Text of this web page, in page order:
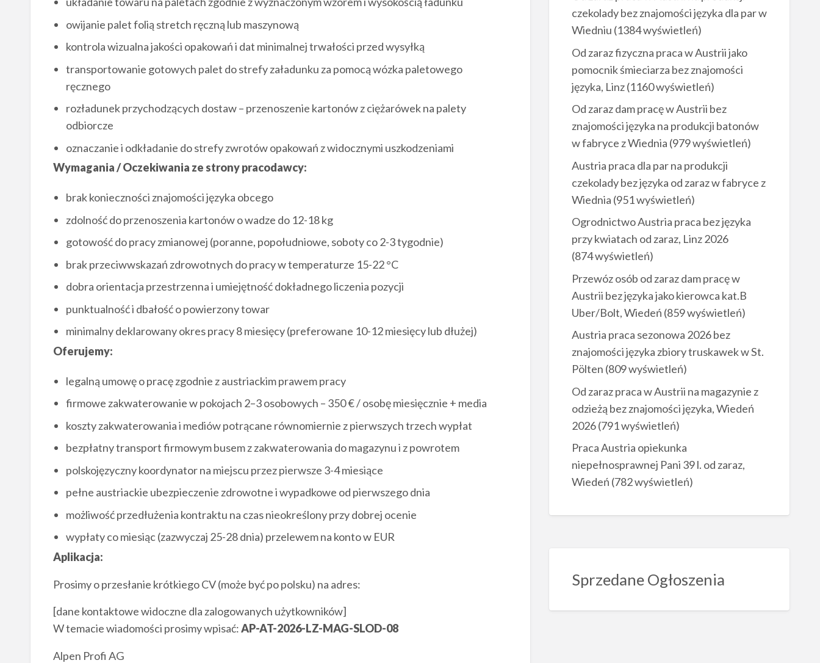
owijanie palet folią stretch ręczną lub maszynową
kontrola wizualna jakości opakowań i dat minimalnej trwałości przed wysyłką
transportowanie gotowych palet do strefy załadunku za pomocą wózka paletowego
ręcznego
rozładunek przychodzących dostaw – przenoszenie kartonów z ciężarówek na palety
odbiorcze
oznaczanie i odkładanie do strefy zwrotów opakowań z widocznymi uszkodzeniami
Wymagania / Oczekiwania ze strony pracodawcy:
brak konieczności znajomości języka obcego
zdolność do przenoszenia kartonów o wadze do 12-18 kg
gotowość do pracy zmianowej (poranne, popołudniowe, soboty co 2-3 tygodnie)
brak przeciwwskazań zdrowotnych do pracy w temperaturze 15-22 °C
dobra orientacja przestrzenna i umiejętność dokładnego liczenia pozycji
punktualność i dbałość o powierzony towar
minimalny deklarowany okres pracy 8 miesięcy (preferowane 10-12 miesięcy lub dłużej)
Oferujemy:
legalną umowę o pracę zgodnie z austriackim prawem pracy
firmowe zakwaterowanie w pokojach 2–3 osobowych – 350 € / osobę miesięcznie + media
koszty zakwaterowania i mediów potrącane równomiernie z pierwszych trzech wypłat
bezpłatny transport firmowym busem z zakwaterowania do magazynu i z powrotem
polskojęzyczny koordynator na miejscu przez pierwsze 3-4 miesiące
pełne austriackie ubezpieczenie zdrowotne i wypadkowe od pierwszego dnia
możliwość przedłużenia kontraktu na czas nieokreślony przy dobrej ocenie
wypłaty co miesiąc (zazwyczaj 25-28 dnia) przelewem na konto w EUR
Aplikacja:
Prosimy o przesłanie krótkiego CV (może być po polsku) na adres:
[dane kontaktowe widoczne dla zalogowanych użytkowników]
W temacie wiadomości prosimy wpisać:AP-AT-2026-LZ-MAG-SLOD-08
Alpen Profi AG
czekolady bez znajomości języka dla par w
Wiedniu (1384 wyświetleń)
Od zaraz fizyczna praca w Austrii jako
pomocnik śmieciarza bez znajomości
języka, Linz(1160 wyświetleń)
Od zaraz dam pracę w Austrii bez
znajomości języka na produkcji batonów
w fabryce z Wiednia (979 wyświetleń)
Austria praca dla par na produkcji
czekolady bez języka od zaraz w fabryce z
Wiednia (951 wyświetleń)
Ogrodnictwo Austria praca bez języka
przy kwiatach od zaraz, Linz 2026
(874 wyświetleń)
Przewóz osób od zaraz dam pracę w
Austrii bez języka jako kierowca kat.B
Uber/Bolt, Wiedeń (859 wyświetleń)
Austria praca sezonowa 2026 bez
znajomości języka zbiory truskawek w St.
Pölten (809 wyświetleń)
Od zaraz praca w Austrii na magazynie z
odzieżą bez znajomości języka, Wiedeń
2026(791 wyświetleń)
Praca Austria opiekunka
niepełnosprawnej Pani 39 l. od zaraz,
Wiedeń (782 wyświetleń)
Sprzedane Ogłoszenia